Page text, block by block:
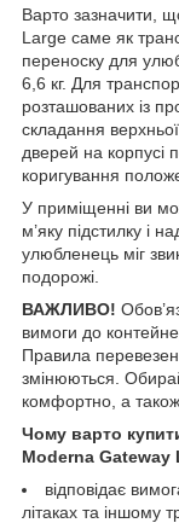
Варто зазначити,
Large саме як
переноску для
6,6 кг. Для
розташованих із
складання
дверей на корпусі
коригування
У приміщенні ви
м’яку підстилку і
улюбленець міг
подорожі.
ВАЖЛИВО!
вимоги до
Правила
змінюються.
комфортно, а також
Чому варто
Moderna Gateway
відповідає
літаках та іншому